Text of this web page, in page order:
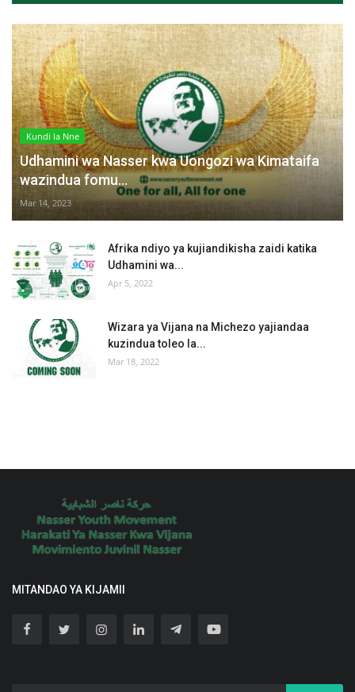
Kundi la Nne
Udhamini wa Nasser kwa Uongozi wa Kimataifa
wazindua fomu...
Mar 14, 2023
Afrika ndiyo ya kujiandikisha zaidi katika
Udhamini wa...
Apr 5, 2022
Wizara ya Vijana na Michezo yajiandaa
kuzindua toleo la...
Mar 18, 2022
MITANDAO YA KIJAMII